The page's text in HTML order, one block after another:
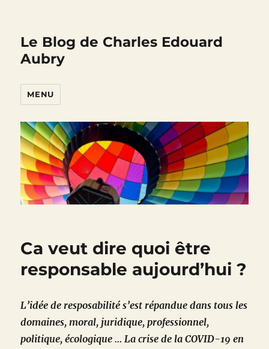
Le Blog de Charles Edouard
Aubry
MENU
Ca veut dire quoi être
responsable aujourd’hui ?
L’idée de resposabilité s’est répandue dans tous les
domaines, moral, juridique, professionnel,
politique, écologique … La crise de la COVID-19 en